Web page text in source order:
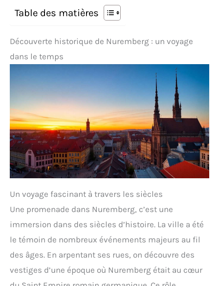
Table des matières
Découverte historique de Nuremberg : un voyage
dans le temps
Un voyage fascinant à travers les siècles
Une promenade dans Nuremberg, c’est une
immersion dans des siècles d’histoire. La ville a été
le témoin de nombreux événements majeurs au fil
des âges. En arpentant ses rues, on découvre des
vestiges d’une époque où Nuremberg était au cœur